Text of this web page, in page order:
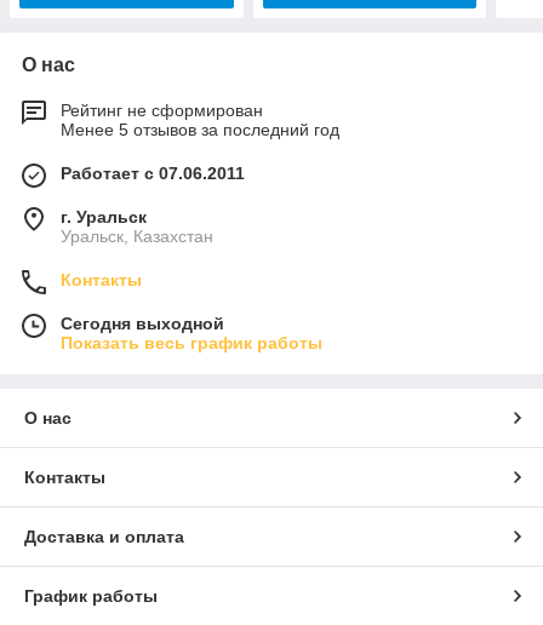
О нас
Рейтинг не сформирован
Менее 5 отзывов за последний год
Работает с 07.06.2011
г. Уральск
Уральск, Казахстан
Контакты
Сегодня выходной
Показать весь график работы
О нас
Контакты
Доставка и оплата
График работы